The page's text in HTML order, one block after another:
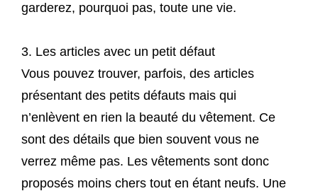
garderez, pourquoi pas, toute une vie.
3. Les articles avec un petit défaut
Vous pouvez trouver, parfois, des articles
présentant des petits défauts mais qui
n’enlèvent en rien la beauté du vêtement. Ce
sont des détails que bien souvent vous ne
verrez même pas. Les vêtements sont donc
proposés moins chers tout en étant neufs. Une